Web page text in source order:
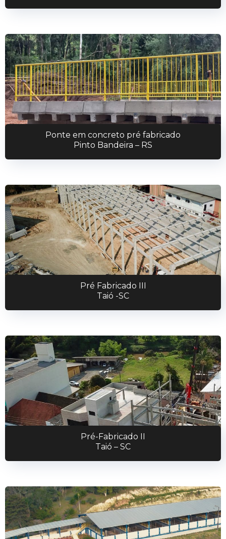
Ponte em concreto pré fabricado
Pinto Bandeira – RS
Pré Fabricado III
Taió -SC
Pré-Fabricado II
Taió – SC